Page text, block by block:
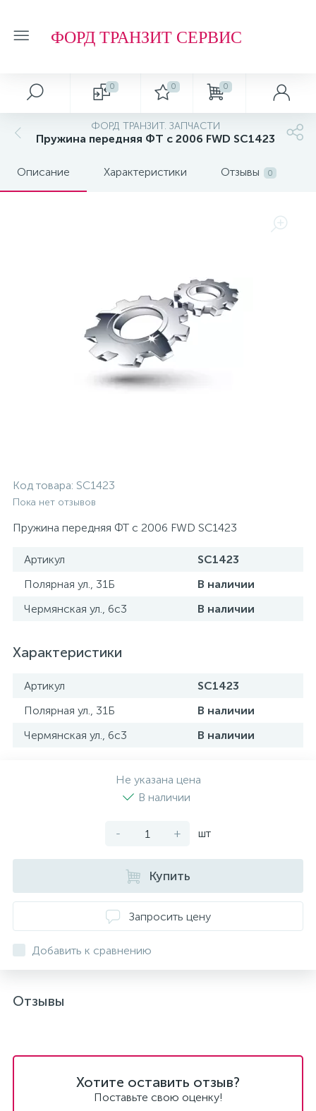
ФОРД ТРАНЗИТ СЕРВИС
0 0 0
ФОРД ТРАНЗИТ. ЗАПЧАСТИ
Пружина передняя ФТ с 2006 FWD SC1423
Описание Характеристики Отзывы 0
Код товара: SC1423
Пока нет отзывов
Пружина передняя ФТ с 2006 FWD SC1423
Артикул
SC1423
Полярная ул., 31Б
В наличии
Чермянская ул., 6с3
В наличии
Характеристики
Артикул
SC1423
Полярная ул., 31Б
В наличии
Чермянская ул., 6с3
В наличии
Не указана цена
В наличии
- + шт
Купить
Запросить цену
Добавить к сравнению
Отзывы
Хотите оставить отзыв?
Поставьте свою оценку!